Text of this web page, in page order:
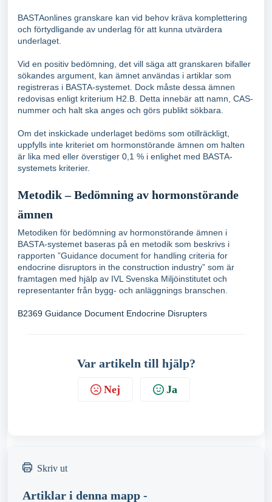
BASTAonlines granskare kan vid behov kräva komplettering
och förtydligande av underlag för att kunna utvärdera
underlaget.
Vid en positiv bedömning, det vill säga att granskaren bifaller
sökandes argument, kan ämnet användas i artiklar som
registreras i BASTA-systemet. Dock måste dessa ämnen
redovisas enligt kriterium H2.B. Detta innebär att namn, CAS-
nummer och halt ska anges och görs publikt sökbara.
Om det inskickade underlaget bedöms som otillräckligt,
uppfylls inte kriteriet om hormonstörande ämnen om halten
är lika med eller överstiger 0,1 % i enlighet med BASTA-
systemets kriterier.
Metodik – Bedömning av hormonstörande
ämnen
Metodiken för bedömning av hormonstörande ämnen i
BASTA-systemet baseras på en metodik som beskrivs i
rapporten ”Guidance document for handling criteria for
endocrine disruptors in the construction industry” som är
framtagen med hjälp av IVL Svenska Miljöinstitutet och
representanter från bygg- och anläggnings branschen.
B2369 Guidance Document Endocrine Disrupters
Var artikeln till hjälp?
Nej Ja
Skriv ut
Artiklar i denna mapp -